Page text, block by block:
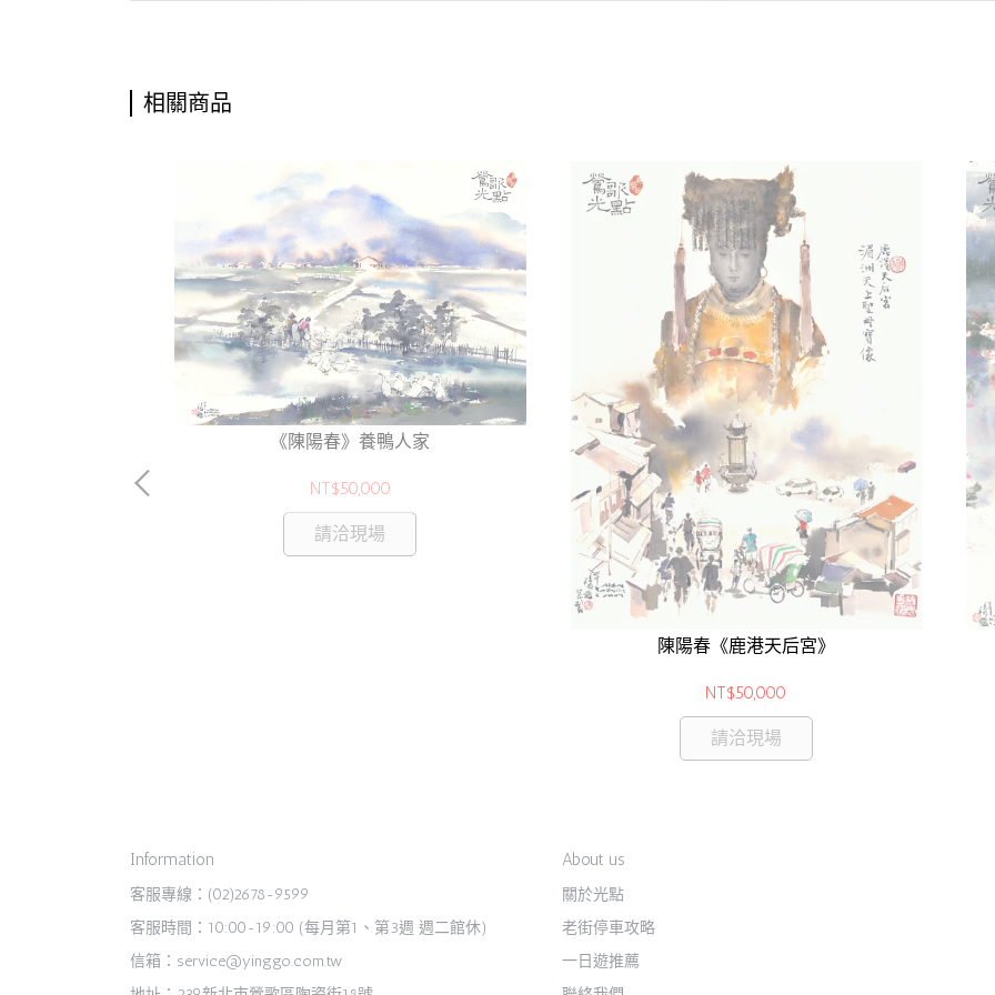
相關商品
《陳陽春》養鴨人家
NT$50,000
請洽現場
陳陽春《鹿港天后宮》
NT$50,000
請洽現場
Information
客服專線：(02)2678-9599
客服時間：10:00-19:00 (每月第1、第3週 週二館休)
信箱：service@yinggo.com.tw
About us
關於光點
老街停車攻略
一日遊推薦